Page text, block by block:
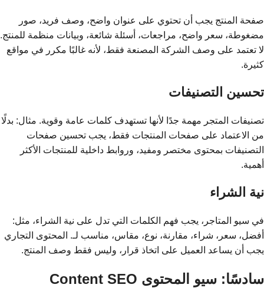
صفحة المنتج يجب أن تحتوي على عنوان واضح، وصف فريد، صور
مضغوطة، سعر واضح، مراجعات، أسئلة شائعة، وبيانات منظمة للمنتج.
لا تعتمد على وصف الشركة المصنعة فقط، لأنه غالبًا مكرر في مواقع
كثيرة.
تحسين التصنيفات
تصنيفات المتجر مهمة جدًا لأنها تستهدف كلمات عامة وقوية. مثال: بدلًا
من الاعتماد على صفحات المنتجات فقط، يجب تحسين صفحات
التصنيفات بمحتوى مختصر ومفيد، وروابط داخلية للمنتجات الأكثر
أهمية.
نية الشراء
في سيو المتاجر، يجب فهم الكلمات التي تدل على نية الشراء، مثل:
أفضل، سعر، شراء، مقارنة، نوع، مقاس، مناسب لـ. المحتوى التجاري
يجب أن يساعد العميل على اتخاذ قرار، وليس فقط وصف المنتج.
سادسًا: سيو المحتوى Content SEO